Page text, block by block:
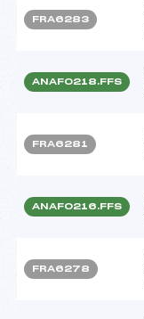
FRA6283
ANAF0218.FFS
FRA6281
ANAF0216.FFS
FRA6278